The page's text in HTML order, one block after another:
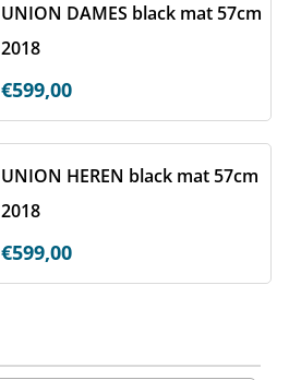
UNION DAMES black mat 57cm
2018
€599,00
UNION HEREN black mat 57cm
2018
€599,00